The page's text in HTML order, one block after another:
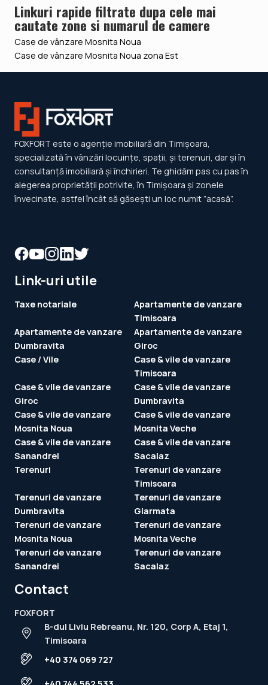
Linkuri rapide filtrate dupa cele mai
cautate zone si numarul de camere
Case de vânzare Mosnita Noua
Case de vânzare Mosnita Noua zona Est
FOXFORT este o agenție imobiliară din Timișoara,
specializată în vânzări locuințe, spații, și terenuri, dar și în
consultanță imobiliară și închirieri. Te ghidăm pas cu pas în
alegerea proprietății potrivite, în Timișoara și zonele
învecinate, astfel încât să găsești un loc numit ”acasă”.
Link-uri utile
Taxe notariale
Apartamente de vanzare
Timisoara
Apartamente de vanzare
Dumbravita
Apartamente de vanzare
Giroc
Case / Vile
Case & vile de vanzare
Timisoara
Case & vile de vanzare
Giroc
Case & vile de vanzare
Dumbravita
Case & vile de vanzare
Mosnita Noua
Case & vile de vanzare
Mosnita Veche
Case & vile de vanzare
Sanandrei
Case & vile de vanzare
Sacalaz
Terenuri
Terenuri de vanzare
Timisoara
Terenuri de vanzare
Dumbravita
Terenuri de vanzare
Giarmata
Terenuri de vanzare
Mosnita Noua
Terenuri de vanzare
Mosnita Veche
Terenuri de vanzare
Sanandrei
Terenuri de vanzare
Sacalaz
Contact
FOXFORT
B-dul Liviu Rebreanu, Nr. 120, Corp A, Etaj 1,
Timisoara
+40 374 069 727